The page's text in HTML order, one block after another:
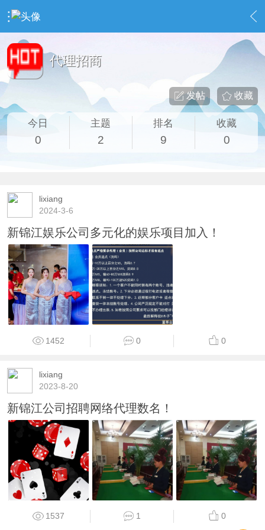
› 教育大厅 › 代理招商
代理招商
收藏
发帖
今日
0
主题
2
排名
9
收藏
0
lixiang
2024-3-6
新锦江娱乐公司多元化的娱乐项目加入！
1452 0 0
lixiang
2023-8-20
新锦江公司招聘网络代理数名！
1537 1 0